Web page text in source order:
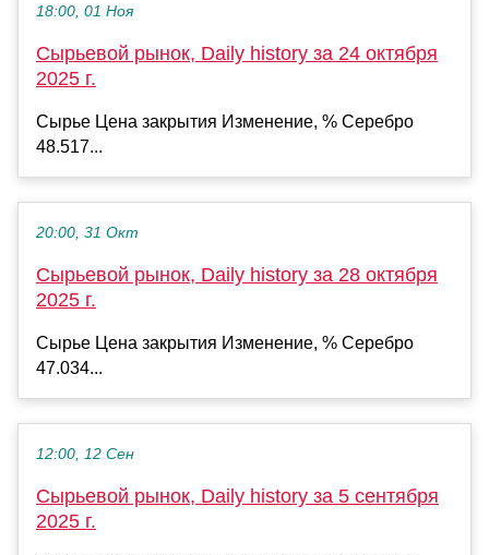
18:00, 01 Ноя
Сырьевой рынок, Daily history за 24 октября
2025 г.
Сырье Цена закрытия Изменение, % Серебро
48.517...
20:00, 31 Окт
Сырьевой рынок, Daily history за 28 октября
2025 г.
Сырье Цена закрытия Изменение, % Серебро
47.034...
12:00, 12 Сен
Сырьевой рынок, Daily history за 5 сентября
2025 г.